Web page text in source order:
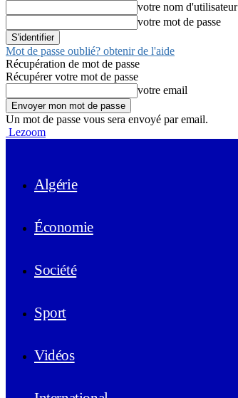
votre nom d'utilisateur
votre mot de passe
Mot de passe oublié? obtenir de l'aide
Récupération de mot de passe
Récupérer votre mot de passe
votre email
Un mot de passe vous sera envoyé par email.
Lezoom
Algérie
Économie
Société
Sport
Vidéos